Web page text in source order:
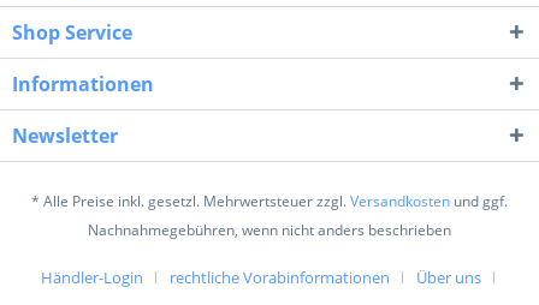
Shop Service
Informationen
Newsletter
* Alle Preise inkl. gesetzl. Mehrwertsteuer zzgl.Versandkosten und ggf.
Nachnahmegebühren, wenn nicht anders beschrieben
Händler-Login rechtliche Vorabinformationen
Über uns